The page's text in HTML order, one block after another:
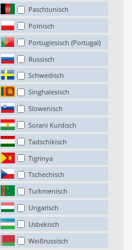
Paschtunisch
Polnisch
Portugiesisch (Portugal)
Russisch
Schwedisch
Singhalesisch
Slowenisch
Sorani Kurdisch
Tadschikisch
Tigrinya
Tschechisch
Turkmenisch
Ungarisch
Usbekisch
Weißrussisch